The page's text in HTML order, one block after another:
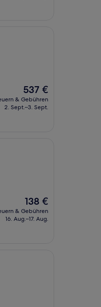
Der
Preis
beträgt
537 €
& Gebühren
2. Sept.–3. Sept.
Der
Preis
beträgt
138 €
& Gebühren
16. Aug.–17. Aug.